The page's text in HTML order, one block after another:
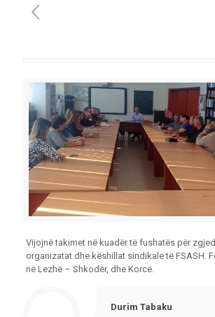
Vijojnë takimet në kuadër të fushatës për
organizatat dhe këshillat sindikale të FSASH.
në Lezhë – Shkodër, dhe Korcë.
Durim Tabaku